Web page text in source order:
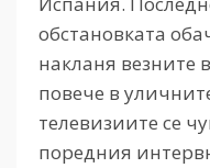
обстановката
накланя везните
повече в
телевизиите се
поредния